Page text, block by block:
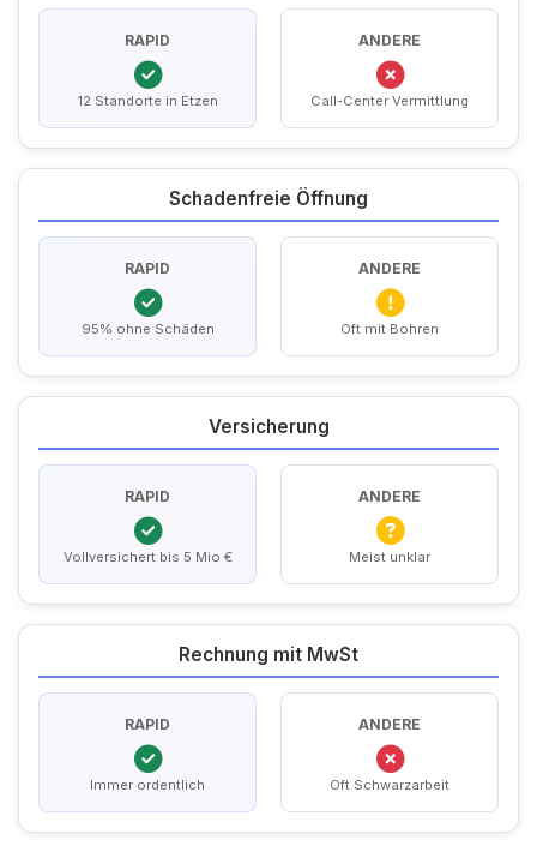
RAPID
12 Standorte in Etzen
ANDERE
Call-Center Vermittlung
Schadenfreie Öffnung
RAPID
95% ohne Schäden
ANDERE
Oft mit Bohren
Versicherung
RAPID
Vollversichert bis 5 Mio €
ANDERE
Meist unklar
Rechnung mit MwSt
RAPID
Immer ordentlich
ANDERE
Oft Schwarzarbeit